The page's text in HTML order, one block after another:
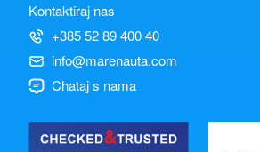
Kontaktiraj nas
+385 52 89 400 40
info@marenauta.com
Chataj s nama